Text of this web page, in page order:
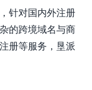
针对国内外注册
的跨境域名与商
册等服务，垦派